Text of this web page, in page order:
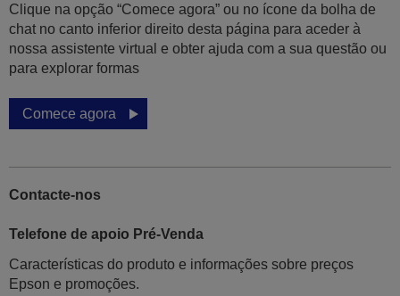
Clique na opção “Comece agora” ou no ícone da bolha de
chat no canto inferior direito desta página para aceder à
nossa assistente virtual e obter ajuda com a sua questão ou
para explorar formas
Comece agora
Contacte-nos
Telefone de apoio Pré-Venda
Características do produto e informações sobre preços
Epson e promoções.